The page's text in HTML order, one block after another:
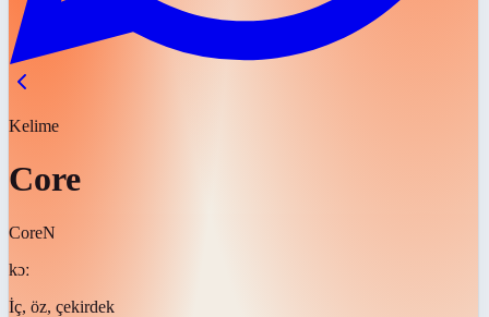
Kelime
Core
CoreN
kɔː
İç, öz, çekirdek